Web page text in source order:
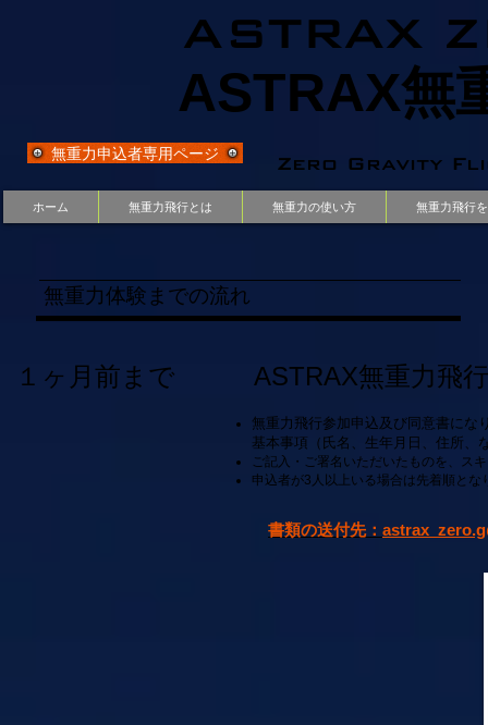
ASTRAX
ASTRAX無
Zero Gravity
無重力申込者専用ページ
ホーム 無重力飛行とは 無重力の使い方 無重力飛行
無重力体験までの流れ
１ヶ月前まで ASTRAX無重力飛行
無重力飛行参加申込及び同意書にな
基本事項（氏名、生年月日、住所、
ご記入・ご署名いただいたものを、ス
申込者が3人以上いる場合は先着順と
書類の送付先：